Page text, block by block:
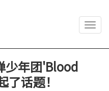
少年团'Blood
话题！